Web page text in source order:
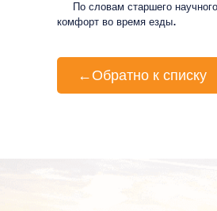
По словам старшего научного
комфорт во время езды.
← Обратно к списку